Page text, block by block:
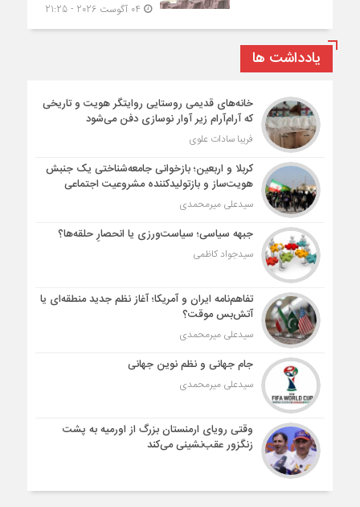
یادداشت ها
خانه‌های قدیمی روستایی روایتگر هویت و تاریخی
که آرام‌آرام زیر آوار نوسازی دفن می‌شود
فریبا سادات علوی
کربلا و اربعین؛ بازخوانی جامعه‌شناختی یک جنبش
هویت‌ساز و بازتولیدکننده مشروعیت اجتماعی
سیدعلی میرمحمدی
جبهه سیاسی؛ سیاست‌ورزی یا انحصارِ حلقه‌ها؟
سیدجواد کاظمی
تفاهم‌نامه ایران و آمریکا؛ آغاز نظم جدید منطقه‌ای یا
آتش‌بس موقت؟
سیدعلی میرمحمدی
جام جهانی و نظم نوین جهانی
سیدعلی میرمحمدی
وقتی رویای ارمنستان بزرگ از اورمیه به پشت
زنگزور عقب‌نشینی می‌کند